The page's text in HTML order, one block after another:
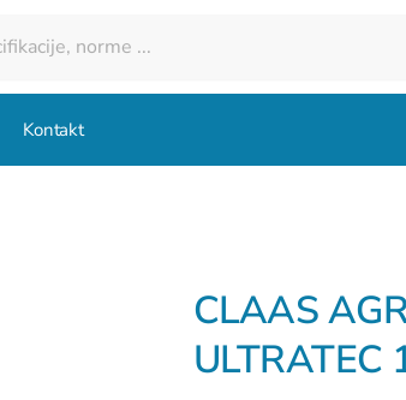
Kontakt
CLAAS